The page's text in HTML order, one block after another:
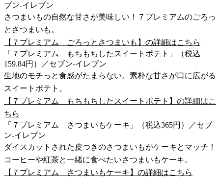
ブン-イレブン
さつまいもの自然な甘さが美味しい！７プレミアムのごろっ
とさつまいも。
【７プレミアム ごろっとさつまいも】の詳細はこちら
「７プレミアム もちもちしたスイートポテト」（税込
159.84円）／セブン-イレブン
生地のモチっと食感がたまらない。素朴な甘さが口に広がる
スイートポテト。
【７プレミアム もちもちしたスイートポテト】の詳細はこ
ちら
「７プレミアム さつまいもケーキ」（税込365円）／セブ
ン-イレブン
ダイスカットされた皮つきのさつまいもがケーキとマッチ！
コーヒーや紅茶と一緒に食べたいさつまいもケーキ。
【７プレミアム さつまいもケーキ】の詳細はこちら